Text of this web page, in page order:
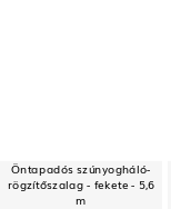
Öntapadós szúnyogháló-
rögzítőszalag - fekete - 5,6
m